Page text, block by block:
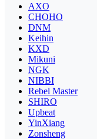
AXO
CHOHO
DNM
Keihin
KXD
Mikuni
NGK
NIBBI
Rebel Master
SHIRO
Upbeat
YinXiang
Zonsheng